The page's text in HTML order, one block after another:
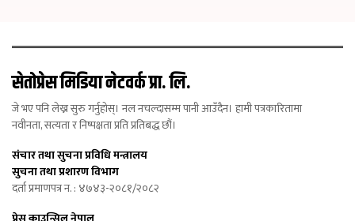
सेतोप्रेस मिडिया नेटवर्क प्रा. लि.
जे भए पनि लेख्न सुरु गर्नुहोस्। नल नचल्दासम्म पानी आउँदैन। हामी पत्रकारितामा
नवीनता, सत्यता र निष्पक्षता प्रति प्रतिबद्ध छौं।
संचार तथा सुचना प्रविधि मन्त्रालय
सुचना तथा प्रशारण विभाग
दर्ता प्रमाणपत्र न. : ४७४३-२०८१/२०८२